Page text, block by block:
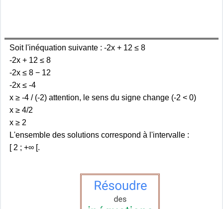
Soit l'inéquation suivante : -2x + 12 ≤ 8
-2x + 12 ≤ 8
-2x ≤ 8 − 12
-2x ≤ -4
x ≥ -4 / (-2) attention, le sens du signe change (-2 < 0)
x ≥ 4/2
x ≥ 2
L'ensemble des solutions correspond à l'intervalle :
[ 2 ; +∞ [.